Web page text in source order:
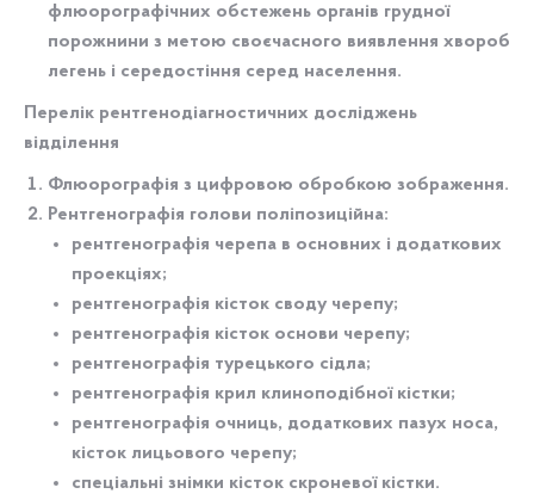
флюорографічних обстежень органів грудної
порожнини з метою своєчасного виявлення хвороб
легень і середостіння серед населення.
Перелік рентгенодіагностичних досліджень
відділення
Флюорографія з цифровою обробкою зображення.
Рентгенографія голови поліпозиційна:
рентгенографія черепа в основних і додаткових
проекціях;
рентгенографія кісток своду черепу;
рентгенографія кісток основи черепу;
рентгенографія турецького сідла;
рентгенографія крил клиноподібної кістки;
рентгенографія очниць, додаткових пазух носа,
кісток лицьового черепу;
спеціальні знімки кісток скроневої кістки.